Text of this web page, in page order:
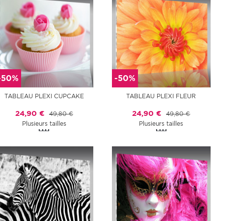
TABLEAU PLEXI CUPCAKE
24,90 €
49,80 €
Plusieurs tailles
-50%
TABLEAU PLEXI FLEUR
24,90 €
49,80 €
Plusieurs tailles